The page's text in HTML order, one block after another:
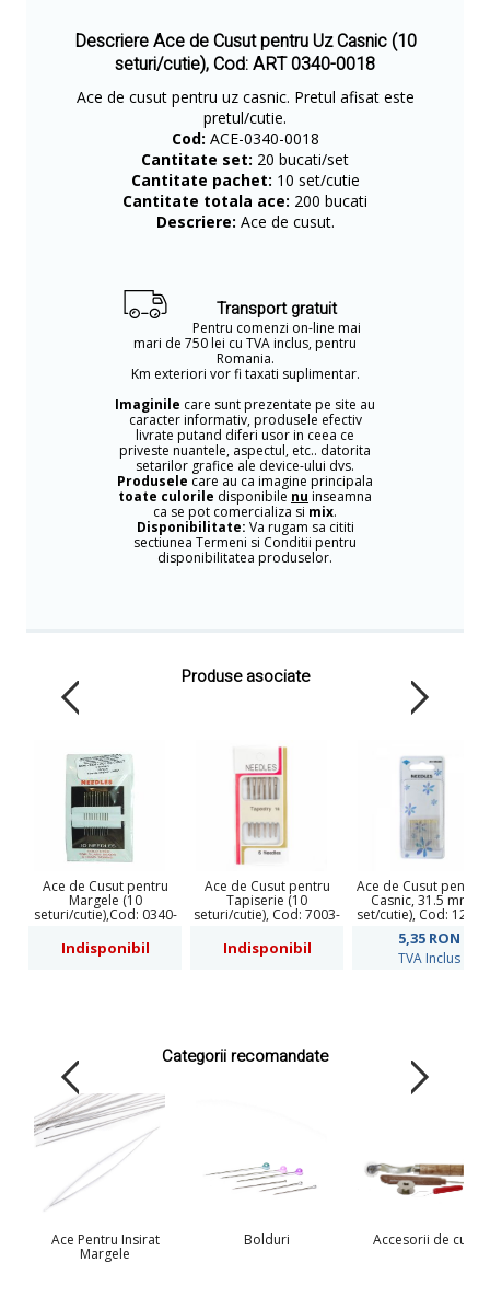
Descriere Ace de Cusut pentru Uz Casnic (10
seturi/cutie), Cod: ART 0340-0018
Ace de cusut pentru uz casnic. Pretul afisat este
pretul/cutie.
Cod: ACE-0340-0018
Cantitate set: 20 bucati/set
Cantitate pachet: 10 set/cutie
Cantitate totala ace: 200 bucati
Descriere: Ace de cusut.
Transport gratuit
Pentru comenzi on-line mai
mari de 750 lei cu TVA inclus, pentru
Romania.
Km exteriori vor fi taxati suplimentar.
Imaginile care sunt prezentate pe site au
caracter informativ, produsele efectiv
livrate putand diferi usor in ceea ce
priveste nuantele, aspectul, etc.. datorita
setarilor grafice ale device-ului dvs.
Produsele care au ca imagine principala
toate culorile disponibile nu inseamna
ca se pot comercializa si mix.
Disponibilitate: Va rugam sa cititi
sectiunea Termeni si Conditii pentru
disponibilitatea produselor.
Produse asociate
Ace de Cusut pentru
Margele (10
seturi/cutie),Cod: 0340-
Indisponibil
Ace de Cusut pentru
Tapiserie (10
seturi/cutie), Cod: 7003-
Indisponibil
Ace de Cusut pentru
Casnic, 31.5 mm (1
set/cutie), Cod: 120-
5,35 RON
TVA Inclus
Categorii recomandate
Ace Pentru Insirat
Margele
Bolduri Accesorii de cusut